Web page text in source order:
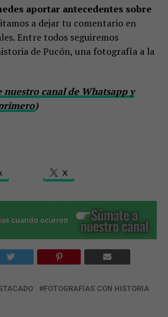
aportar antecedentes sobre
a dejar tu comentario en
Entre todos seguiremos
de Pucón, una fotografía a la
canal de Whatsapp y
)
X
FOTOGRAFÍAS CON HISTORIA